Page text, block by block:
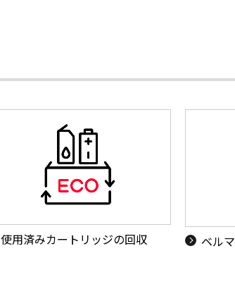
使用済みカートリッジの回収 ベル